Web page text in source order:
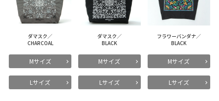
ダマスク／
CHARCOAL
Mサイズ
Lサイズ
ダマスク／
BLACK
Mサイズ
Lサイズ
フラワーバンダナ／
BLACK
Mサイズ
Lサイズ